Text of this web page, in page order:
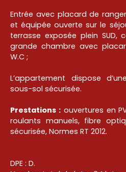
Entrée avec placard de
et équipée ouverte sur le
terrasse exposée plein SUD,
grande chambre avec
W.C ;
L’appartement dispose
sous-sol sécurisée.
Prestations :ouvertures en
roulants manuels, fibre
sécurisée, Normes RT 2012.
DPE : D.